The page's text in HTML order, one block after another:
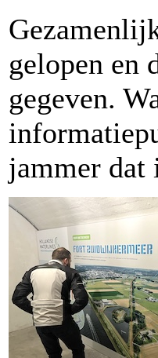
gelopen en
gegeven.
jammer dat